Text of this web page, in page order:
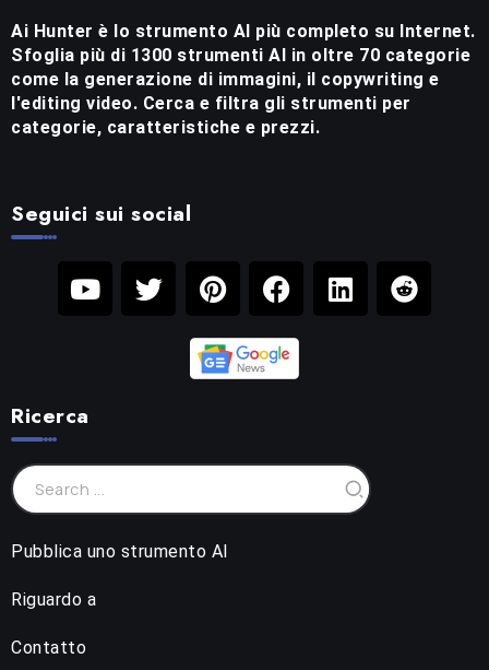
Ai Hunter è lo strumento AI più completo su Internet.
Sfoglia più di 1300 strumenti AI in oltre 70 categorie
come la generazione di immagini, il copywriting e
l'editing video. Cerca e filtra gli strumenti per
categorie, caratteristiche e prezzi.
Seguici sui social
Ricerca
Pubblica uno strumento AI
Riguardo a
Contatto